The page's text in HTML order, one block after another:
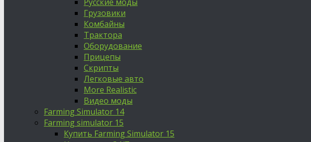
Грузовики
Комбайны
Трактора
Оборудование
Прицепы
Скрипты
Легковые авто
More Realistic
Видео моды
Farming Simulator 14
Farming simulator 15
Купить Farming Simulator 15